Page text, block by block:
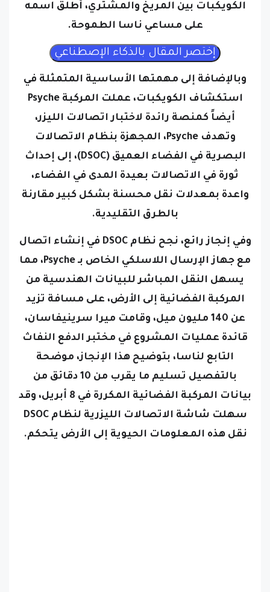
على مساعي ناسا الطموحة.
وبالإضافة إلى مهمتها الأساسية المتمثلة في
استكشاف الكويكبات، عملت المركبة Psyche
أيضاً كمنصة رائدة لاختبار اتصالات الليزر،
وتهدف Psyche، المجهزة بنظام الاتصالات
البصرية في الفضاء العميق (DSOC)، إلى إحداث
ثورة في الاتصالات بعيدة المدى في الفضاء،
واعدة بمعدلات نقل محسنة بشكل كبير مقارنة
بالطرق التقليدية.
وفي إنجاز رائع، نجح نظام DSOC في إنشاء اتصال
مع جهاز الإرسال اللاسلكي الخاص بـ Psyche، مما
يسهل النقل المباشر للبيانات الهندسية من
المركبة الفضائية إلى الأرض، على مسافة تزيد
عن 140 مليون ميل، وقامت ميرا سرينيفاسان،
قائدة عمليات المشروع في مختبر الدفع النفاث
التابع لناسا، بتوضيح هذا الإنجاز، موضحة
بالتفصيل تسليم ما يقرب من 10 دقائق من
بيانات المركبة الفضائية المكررة في 8 أبريل، وقد
سهلت شاشة الاتصالات الليزرية لنظام DSOC
نقل هذه المعلومات الحيوية إلى الأرض يتحكم.